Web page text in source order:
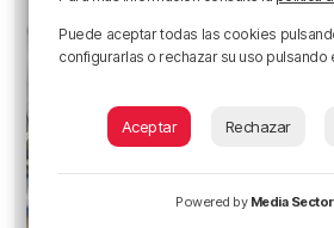
Puede aceptar todas las cookies
configurarlas o rechazar su uso pulsando
Aceptar Rechazar
Powered by Media